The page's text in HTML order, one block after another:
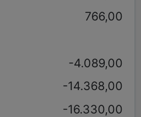
766,00
-4.089,00
-14.368,00
-16.330,00